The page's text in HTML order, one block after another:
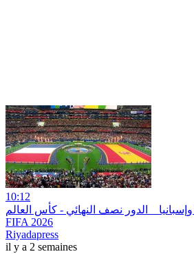
10:12
_ الدور نصف النهائي - كأس العالم
FIFA 2026
Riyadapress
il y a 2 semaines